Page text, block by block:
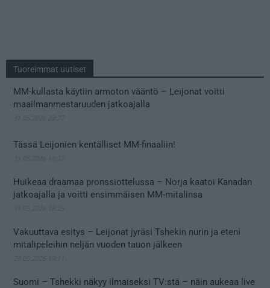
Tuoreimmat uutiset
MM-kullasta käytiin armoton vääntö – Leijonat voitti
maailmanmestaruuden jatkoajalla
Tässä Leijonien kentälliset MM-finaaliin!
Huikeaa draamaa pronssiottelussa – Norja kaatoi Kanadan
jatkoajalla ja voitti ensimmäisen MM-mitalinsa
Vakuuttava esitys – Leijonat jyräsi Tshekin nurin ja eteni
mitalipeleihin neljän vuoden tauon jälkeen
Suomi – Tshekki näkyy ilmaiseksi TV:stä – näin aukeaa live